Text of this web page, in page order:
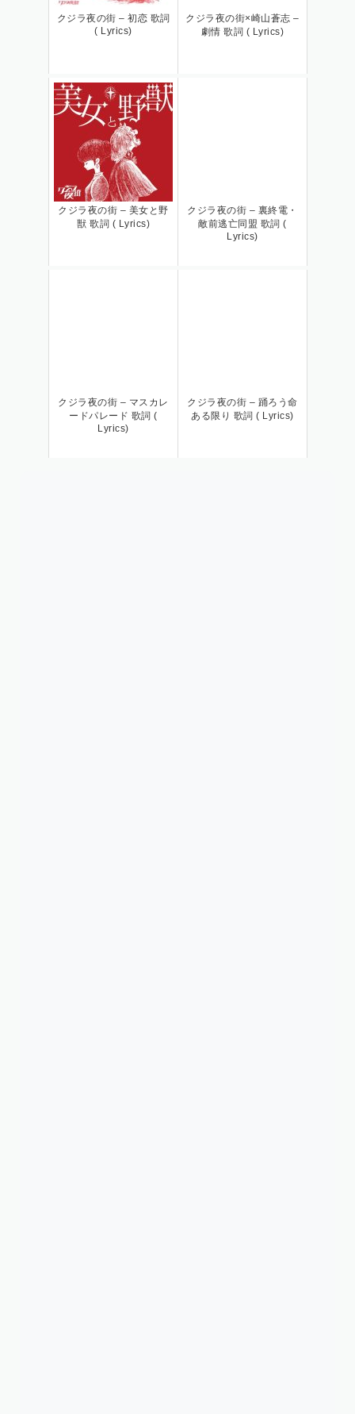
クジラ夜の街 – 初恋 歌詞
( Lyrics)
クジラ夜の街×崎山蒼志 –
劇情 歌詞 ( Lyrics)
クジラ夜の街 – 美女と野
獣 歌詞 ( Lyrics)
クジラ夜の街 – 裏終電・
敵前逃亡同盟 歌詞 (
Lyrics)
クジラ夜の街 – マスカレ
ードパレード 歌詞 (
Lyrics)
クジラ夜の街 – 踊ろう命
ある限り 歌詞 ( Lyrics)